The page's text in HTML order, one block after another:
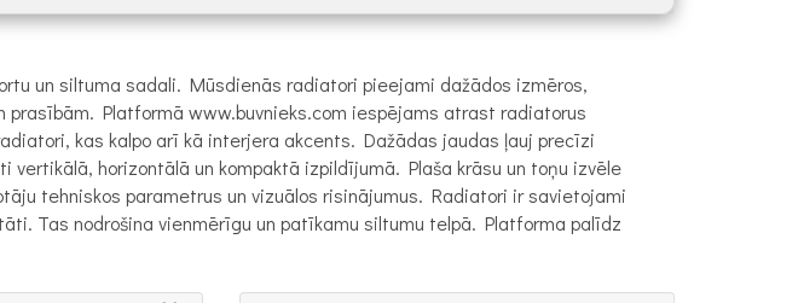
un siltuma sadali. Mūsdienās radiatori pieejami dažādos izmēros,
Platformā www.buvnieks.com iespējams atrast radiatorus
kas kalpo arī kā interjera akcents. Dažādas jaudas ļauj precīzi
horizontālā un kompaktā izpildījumā. Plaša krāsu un toņu izvēle
tehniskos parametrus un vizuālos risinājumus. Radiatori ir savietojami
Tas nodrošina vienmērīgu un patīkamu siltumu telpā. Platforma palīdz